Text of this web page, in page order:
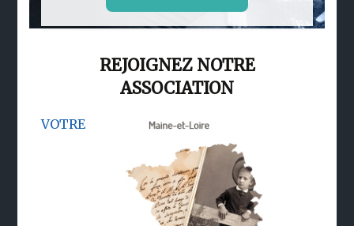
REJOIGNEZ NOTRE
ASSOCIATION
VOTRE